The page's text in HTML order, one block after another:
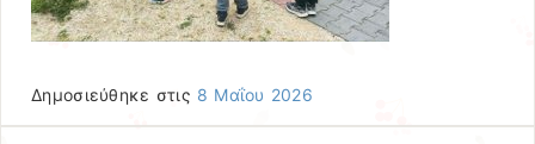
Δημοσιεύθηκε στις 8 Μαΐου 2026